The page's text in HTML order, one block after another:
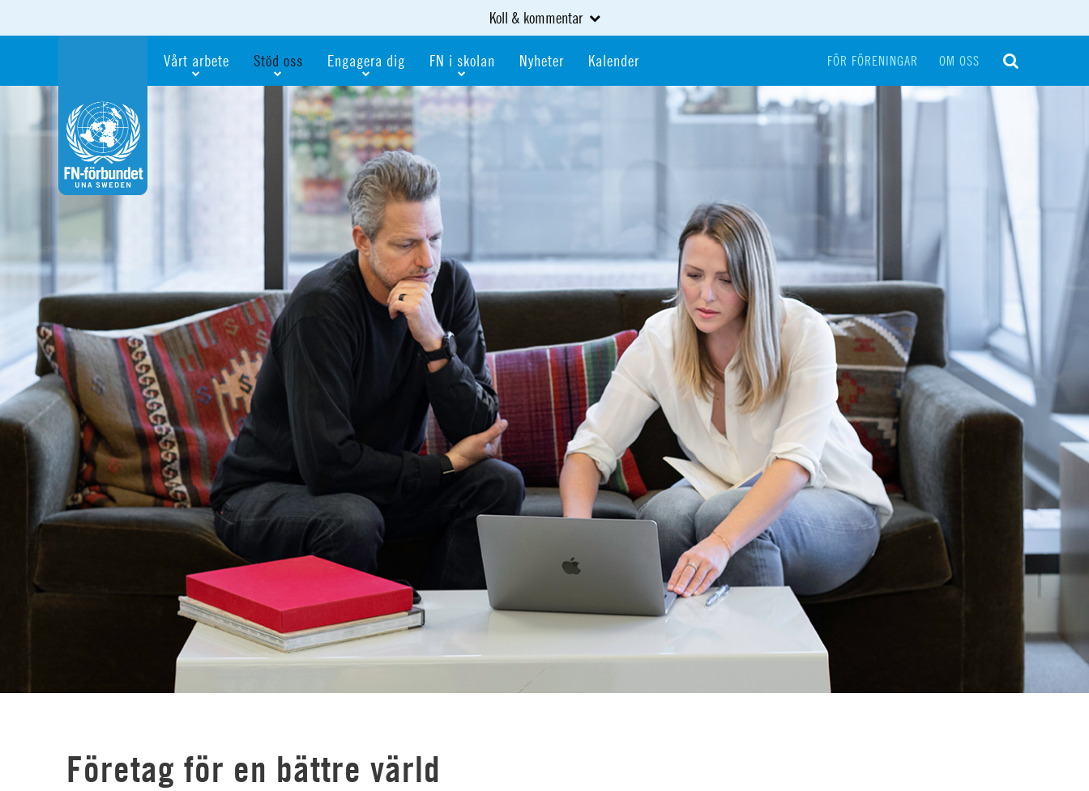
Koll & kommentar
Vårt arbete
Vi utbildar och informerar
Vi stödjer FN:s arbete för flickors rättigheter
Vi samarbetar internationellt
Stöd oss
Bli månadsgivare
Ge en gåva
För företag
Minnesgåva
Testamentera
Webbshop
Engagera dig
Bli medlem
Ge en gåva
Ta del av kurser och event
Bli aktiv i en FN-förening
Bli FN-skola
För dig som är ung
Världskoll i skolan
FN i skolan
Bli FN-skola
Bli skola med världskoll
Portalen för FN-skolor
Portalen för världskoll i skolan
Öppet skolmaterial
Globalis
Nyheter Kalender FÖR FÖRENINGAR OM OSS
Företag för en bättre värld